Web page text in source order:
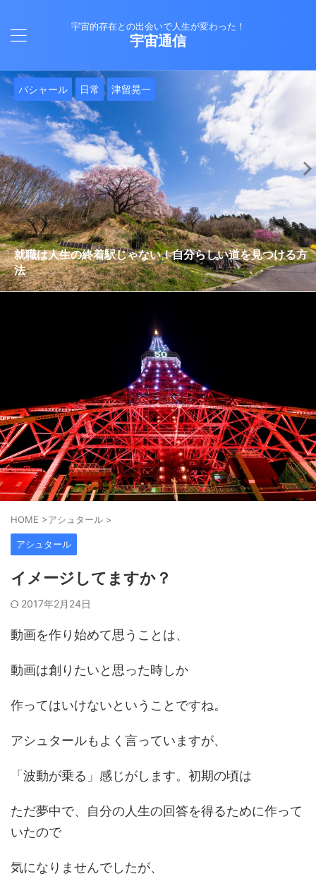
宇宙的存在との出会いで人生が変わった！
宇宙通信
日常 津留晃一
雨の日の恵み：心に降る静かな癒し
バシャール 日常 津留晃一
就職は人生の終着駅じゃない！自分らしい道を見つける方
法
Healy 日常
ヒーリーを買うべきか迷っているあなたへ。実際に使って
みた感想と注意点
バシャール 日常
エネルギーの法則 〜最近どハマりしていました〜
日常
現実を変える
日常
今、ここにいること
Healy 日常 津留晃一
もしかしてだけどHealy（量子波動調整器）のせいなの？
日常
iPad 第10世代買いました
Healy 日常
久し振りにHealy（ヒーリー）量子波動調整器について
日常
大谷さんの通訳、水原さんの解雇に思う
HOME >アシュタール >
アシュタール
イメージしてますか？
2017年2月24日
動画を作り始めて思うことは、
動画は創りたいと思った時しか
作ってはいけないということですね。
アシュタールもよく言っていますが、
「波動が乗る」感じがします。初期の頃は
ただ夢中で、自分の人生の回答を得るために作って
いたので
気になりませんでしたが、